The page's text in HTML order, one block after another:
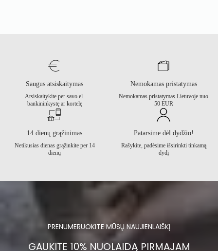
Saugus atsiskaitymas
Atsiskaitykite per savo el.
bankininkystę ar kortelę
Nemokamas pristatymas
Nemokamas pristatymas Lietuvoje nuo
50 EUR
14 dienų grąžinimas
Netikusias dienas grąžinkite per 14
dienų
Patarsime dėl dydžio!
Rašykite, padėsime išsirinkti tinkamą
dydį
PRENUMERUOKITE MŪSŲ NAUJIENLAIŠKĮ
GAUKITE 10% NUOLAIDĄ PIRMAJAM